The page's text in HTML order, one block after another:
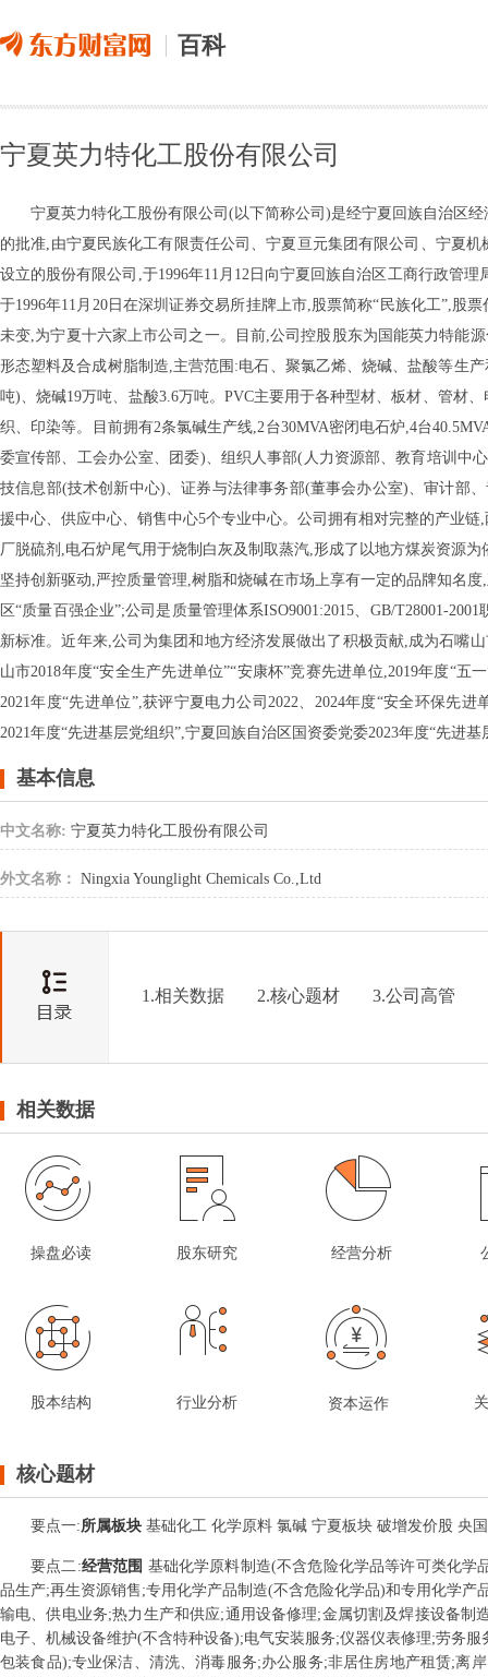
百科
宁夏英力特化工股份有限公司
宁夏英力特化工股份有限公司(以下简称公司)是经宁夏回族自治区
的批准,由宁夏民族化工有限责任公司、宁夏亘元集团有限公司、宁夏
设立的股份有限公司,于1996年11月12日向宁夏回族自治区工商行政管
于1996年11月20日在深圳证券交易所挂牌上市,股票简称“民族化工”,股
未变,为宁夏十六家上市公司之一。目前,公司控股股东为国能英力特能
形态塑料及合成树脂制造,主营范围:电石、聚氯乙烯、烧碱、盐酸等生
吨)、烧碱19万吨、盐酸3.6万吨。PVC主要用于各种型材、板材、管材
织、印染等。目前拥有2条氯碱生产线,2台30MVA密闭电石炉,4台
委宣传部、工会办公室、团委)、组织人事部(人力资源部、教育培训中
技信息部(技术创新中心)、证券与法律事务部(董事会办公室)、审计部
援中心、供应中心、销售中心5个专业中心。公司拥有相对完整的产业
厂脱硫剂,电石炉尾气用于烧制白灰及制取蒸汽,形成了以地方煤炭资源
坚持创新驱动,严控质量管理,树脂和烧碱在市场上享有一定的品牌知名
区“质量百强企业”;公司是质量管理体系ISO9001:2015、GB/T28001-
新标准。近年来,公司为集团和地方经济发展做出了积极贡献,成为石嘴
山市2018年度“安全生产先进单位”“安康杯”竞赛先进单位,2019年度“五
2021年度“先进单位”,获评宁夏电力公司2022、2024年度“安全环保先
2021年度“先进基层党组织”,宁夏回族自治区国资委党委2023年度“先进基
基本信息
中文名称: 宁夏英力特化工股份有限公司
外文名称： Ningxia Younglight Chemicals Co.,Ltd
1.相关数据 2.核心题材 3.公司高管
相关数据
操盘必读 股东研究 经营分析
股本结构 行业分析 资本运作
核心题材
要点一:所属板块 基础化工 化学原料 氯碱 宁夏板块 破增发价股 央
要点二:经营范围 基础化学原料制造(不含危险化学品等许可类化
品生产;再生资源销售;专用化学产品制造(不含危险化学品)和专用化学
输电、供电业务;热力生产和供应;通用设备修理;金属切割及焊接设备
电子、机械设备维护(不含特种设备);电气安装服务;仪器仪表修理;劳务
包装食品);专业保洁、清洗、消毒服务;办公服务;非居住房地产租赁;离